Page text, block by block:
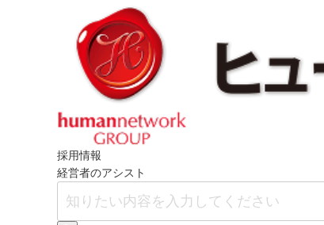
採用情報
経営者のアシスト